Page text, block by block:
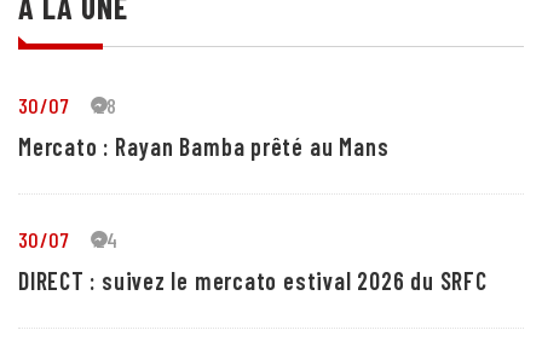
30/07 28
Mercato : Rayan Bamba prêté au Mans
30/07 24
DIRECT : suivez le mercato estival 2026 du SRFC